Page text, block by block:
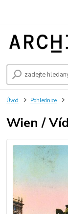
Úvod Pohlednice
Wien /